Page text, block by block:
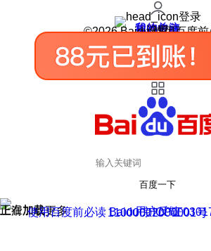
登录
我的关注
我的收藏
皮肤中心
用户反馈
设置
©2026 Baidu 使用百度前
百度一下
正在加载
上滑加载更多 用户反馈
使用百度前必读 Baidu 京ICP证
京公网安备11000002000001号